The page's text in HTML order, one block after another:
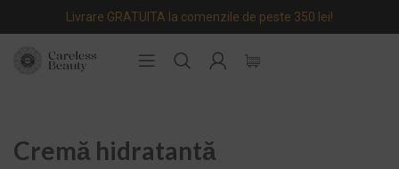
Livrare GRATUITA la comenzile de peste 350 lei!
Cremă hidratantă